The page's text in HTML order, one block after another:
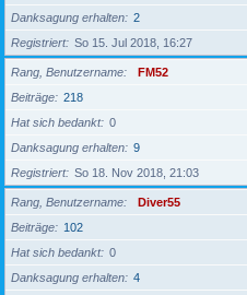
Danksagung erhalten
2
Registriert
So 15. Jul 2018, 16:27
Rang, Benutzername
FM52
Beiträge
218
Hat sich bedankt
0
Danksagung erhalten
9
Registriert
So 18. Nov 2018, 21:03
Rang, Benutzername
Diver55
Beiträge
102
Hat sich bedankt
0
Danksagung erhalten
4